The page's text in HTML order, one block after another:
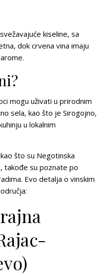
kiseline, sa
dok crvena vina imaju
mogu uživati u prirodnim
sela, kao što je Sirogojno,
u lokalnim
što su Negotinska
takođe su poznate po
Evo detalja o vinskim